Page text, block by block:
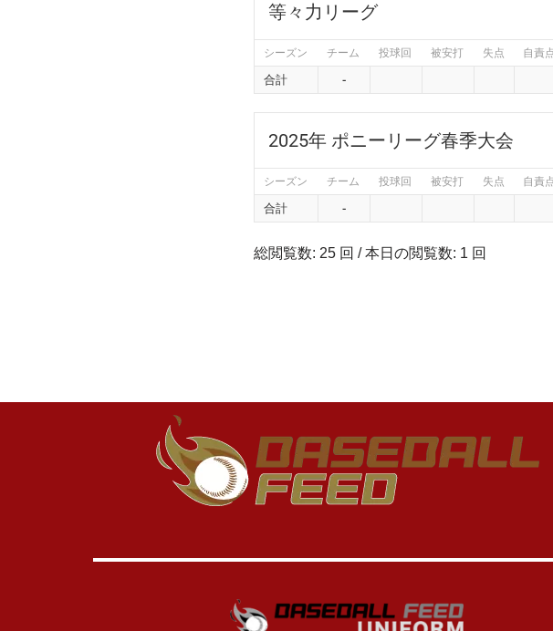
等々力リーグ
シーズン チーム 投球回 被安打 失点 自責
合計 -
2025年 ポニーリーグ春季大会
シーズン チーム 投球回 被安打 失点 自責
合計 -
総閲覧数: 25 回 / 本日の閲覧数: 1 回